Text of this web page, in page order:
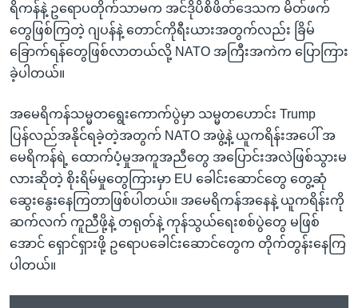
ရိကန်နဲ့ ဥရောပတိုက်သာမက အင်ဒိုပိစိဖိတ်ဒေသက မိတ်ဖက်
တွေဖြစ်ကြတဲ့ ဂျပန်နဲ့ တောင်ကိုရီးယားအတွက်လည်း ခြိမ်
ခြောက်ရန်တွေဖြစ်လာတယ်လို့ NATO အကြီးအကဲက ပြောကြား
ခဲ့ပါတယ်။
အမေရိကန်သမ္မတရွေးကောက်ပွဲမှာ သမ္မတဟောင်း Trump
ပြန်လည်အနိုင်ရခဲ့တဲ့အတွက် NATO အဖွဲ့နဲ့ ယူကရိန်းအပေါ် အ
မေရိကန်ရဲ့ ထောက်ပံ့မှုအကူအညီတွေ အပြောင်းအလဲဖြစ်သွားမ
လားဆိုတဲ့ စိုးရိမ်မှုတွေကြားမှာ EU ခေါင်းဆောင်တွေ တွေ့ဆုံ
ဆွေးနွေးနေကြတာဖြစ်ပါတယ်။ အမေရိကန်အနေနဲ့ ယူကရိန်းကို
ဆက်လက် ကူညီဖို့နဲ့ တရုတ်နဲ့ ကုန်သွယ်ရေးစစ်ပွဲတွေ မဖြစ်
အောင် ရှောင်ရှားဖို့ ဥရောပခေါင်းဆောင်တွေက တိုက်တွန်းနေကြ
ပါတယ်။